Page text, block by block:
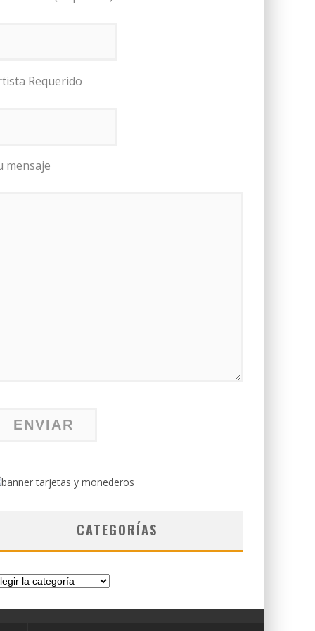
Requerido
mensaje
CATEGORÍAS